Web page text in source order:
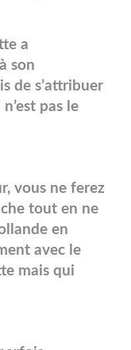
a
son
de s’attribuer
pas le
vous ne ferez
tout en ne
en
avec le
mais qui